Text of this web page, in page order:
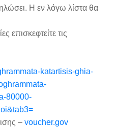
Η εν λόγω λίστα θα
επισκεφτείτε τις
katartisis-ghia-
80000-
– voucher.gov